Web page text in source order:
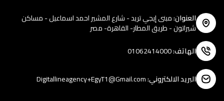
العنوان:مبنى إيجي تريد - شارع المشير احمد اسماعيل - مساكن
شيراتون - طريق المطار- القاهرة- مصر
الهاتف:
01062414000
البريد الالكتروني:
Digitallineagency+EgyT1@Gmail.com